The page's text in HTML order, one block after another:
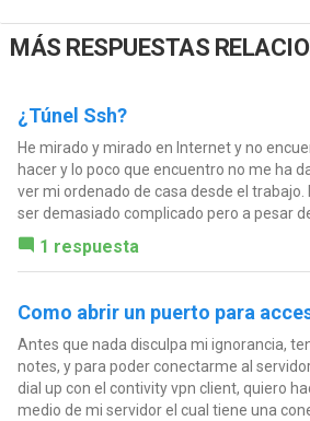
MÁS RESPUESTAS
¿Túnel Ssh?
He mirado y mirado en Internet y no
hacer y lo poco que encuentro no me ha
ver mi ordenado de casa desde el trabajo.
ser demasiado complicado pero a pesar
1 respuesta
Como abrir un puerto para
Antes que nada disculpa mi ignorancia,
notes, y para poder conectarme al
dial up con el contivity vpn client, quiero
medio de mi servidor el cual tiene una